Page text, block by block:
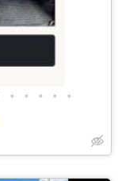
• • • • •